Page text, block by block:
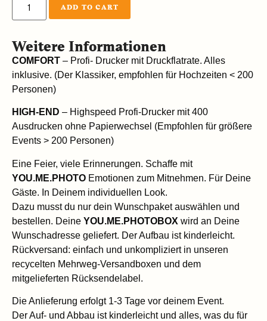
ADD TO CART
Weitere Informationen
COMFORT – Profi- Drucker mit Druckflatrate. Alles
inklusive. (Der Klassiker, empfohlen für Hochzeiten < 200
Personen)
HIGH-END – Highspeed Profi-Drucker mit 400
Ausdrucken ohne Papierwechsel (Empfohlen für größere
Events > 200 Personen)
Eine Feier, viele Erinnerungen. Schaffe mit
YOU.ME.PHOTO Emotionen zum Mitnehmen. Für Deine
Gäste. In Deinem individuellen Look.
Dazu musst du nur dein Wunschpaket auswählen und
bestellen. Deine YOU.ME.PHOTOBOX wird an Deine
Wunschadresse geliefert. Der Aufbau ist kinderleicht.
Rückversand: einfach und unkompliziert in unseren
recycelten Mehrweg-Versandboxen und dem
mitgelieferten Rücksendelabel.
Die Anlieferung erfolgt 1-3 Tage vor deinem Event.
Der Auf- und Abbau ist kinderleicht und alles, was du für